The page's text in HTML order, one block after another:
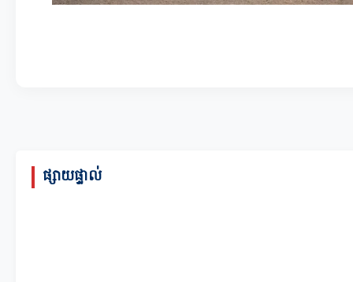
ផ្សាយផ្ទាល់